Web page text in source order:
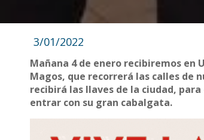
3/01/2022
Mañana 4 de enero recibiremos en
Magos, que recorrerá las calles
recibirá las llaves de la ciudad,
entrar con su gran cabalgata.